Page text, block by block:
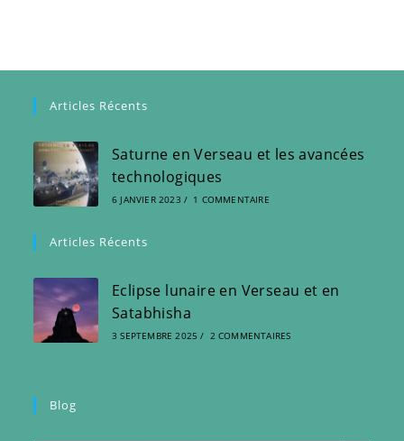
Articles Récents
Saturne en Verseau et les avancées
technologiques
6 JANVIER 2023 / 1 COMMENTAIRE
Articles Récents
Eclipse lunaire en Verseau et en
Satabhisha
3 SEPTEMBRE 2025 / 2 COMMENTAIRES
Blog